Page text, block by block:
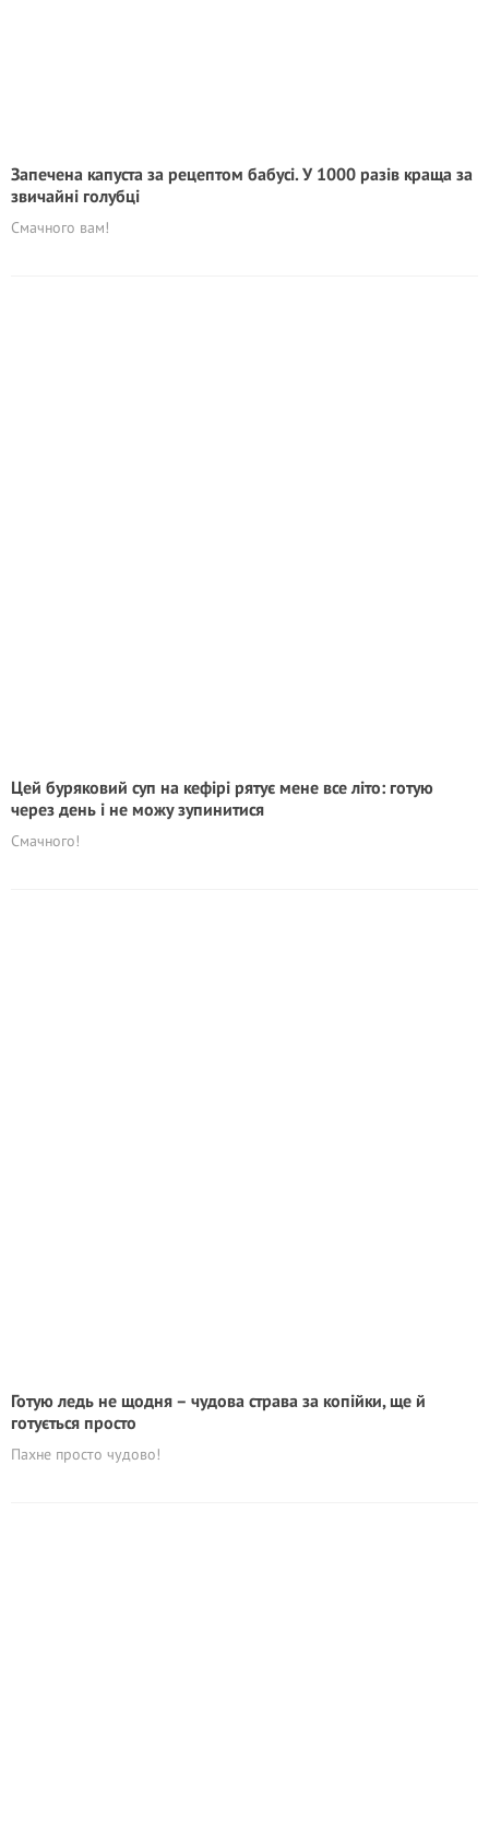
Запечена капуста за рецептом бабусі. У 1000 разів краща за
звичайні голубці
Смачного вам!
Цей буряковий суп на кефірі рятує мене все літо: готую
через день і не можу зупинитися
Смачного!
Готую ледь не щодня – чудова страва за копійки, ще й
готується просто
Пахне просто чудово!